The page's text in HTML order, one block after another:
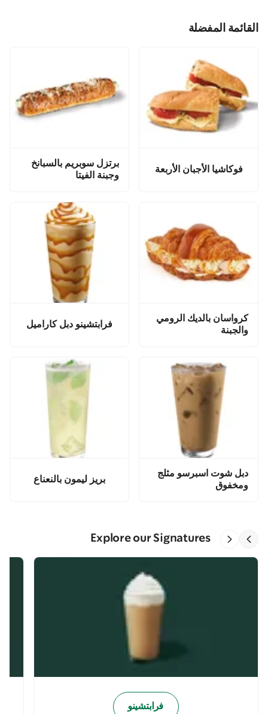
القائمة المفضلة
فوكاشيا الأجبان الأربعة
برتزل سوبريم بالسبانخ
وجبنة الفيتا
كرواسان بالديك الرومي
والجبنة
فرابتشينو دبل كاراميل
دبل شوت اسبرسو مثلج
ومخفوق
بريز ليمون بالنعناع
Explore our Signatures
فرابتشينو